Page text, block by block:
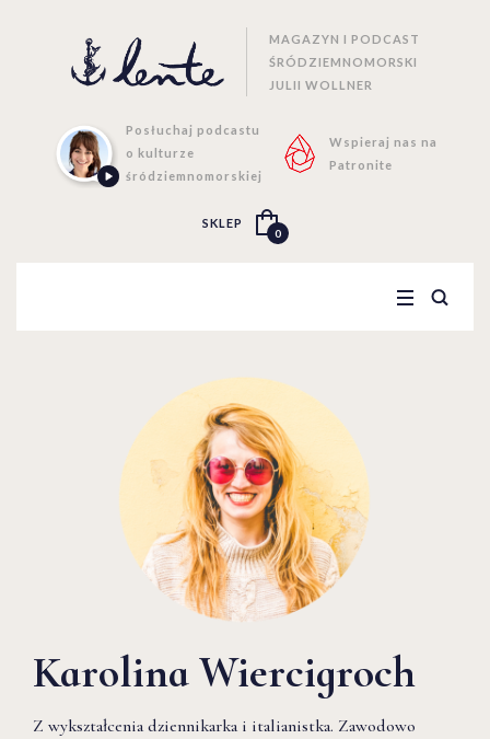
MAGAZYN I PODCAST
ŚRÓDZIEMNOMORSKI
JULII WOLLNER
Posłuchaj podcastu
o kulturze
śródziemnomorskiej
Wspieraj nas na
Patronite
SKLEP
0
Karolina Wiercigroch
Z wykształcenia dziennikarka i italianistka. Zawodowo